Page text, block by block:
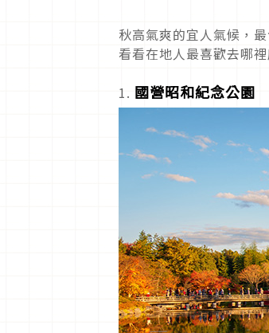
秋高氣爽的宜人氣候，
看看在地人最喜歡去哪
1. 國營昭和紀念公園